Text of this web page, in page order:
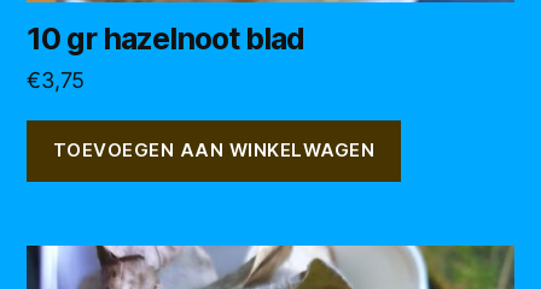
10 gr hazelnoot blad
€3,75
TOEVOEGEN AAN WINKELWAGEN